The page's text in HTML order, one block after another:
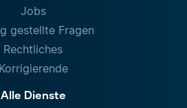
Jobs
gestellte Fragen
Rechtliches
Korrigierende
Alle Dienste